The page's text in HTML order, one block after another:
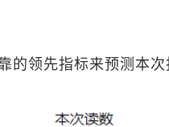
的领先指标来预测本次